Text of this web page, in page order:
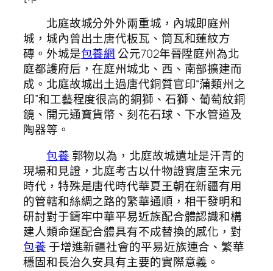
北庭故城分外外兩重城，內城即庭州
城，城內曾出土唐代板瓦、筒瓦和蓮紋方
磚。外城是包養網 公元702年晉陞庭州為北
庭都護府后，在庭州城北、西、南部擴建而
成。北庭故城出土過唐代銅質官印“蒲類州之
印”和工藝程度很高的銅獅、石獅、葡萄紋銅
鏡、開元通寶貨幣、刻花石球、下水管道及
陶器等。
包養郭物以為，北庭故城遺址是汗青的
現場和見證，北庭考古以什物證實唐至宋元
時代，特殊是唐代時代華夏王朝在新疆有用
的管轄和絲綢之路的繁華通順，相干發明和
研討對于鑄牢中華平易近族配合體認識和構
建人類命運配合體具有不成替換的感化，對
包養 于增進新疆社會的平易近族連合、繁華
穩固和長治久安具有主要的實際意義。